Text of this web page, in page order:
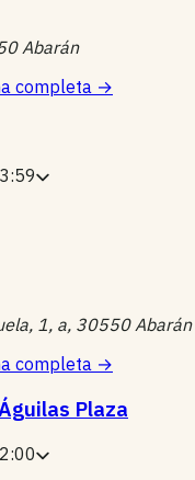
Abarán
completa →
1, a, 30550 Abarán
completa →
Plaza